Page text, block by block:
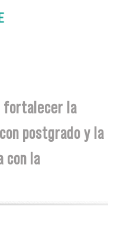
fortalecer la
postgrado y la
con la